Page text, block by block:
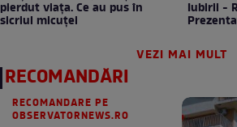
pierdut viața. Ce au pus în
sicriul micuței
Iubirii -
VEZI MAI MULT
RECOMANDĂRI
RECOMANDARE PE
OBSERVATORNEWS.RO